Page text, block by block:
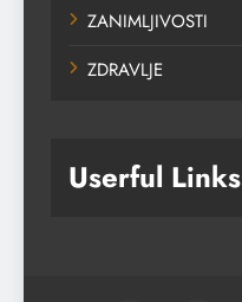
ZANIMLJIVOSTI
ZDRAVLJE
Userful Links